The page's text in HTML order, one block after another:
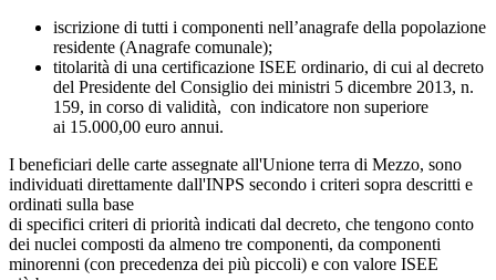
iscrizione di tutti i componenti nell’anagrafe della popolazione
residente (Anagrafe comunale);
titolarità di una certificazione ISEE ordinario, di cui al decreto
del Presidente del Consiglio dei ministri 5 dicembre 2013, n.
159, in corso di validità, con indicatore non superiore
ai 15.000,00 euro annui.
I beneficiari delle carte assegnate all'Unione terra di Mezzo, sono
individuati direttamente dall'INPS secondo i criteri sopra descritti e
ordinati sulla base
di specifici criteri di priorità indicati dal decreto, che tengono conto
dei nuclei composti da almeno tre componenti, da componenti
minorenni (con precedenza dei più piccoli) e con valore ISEE